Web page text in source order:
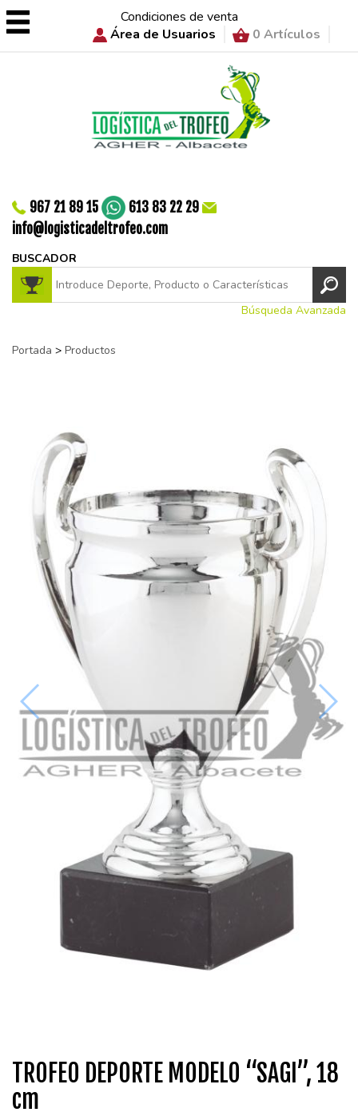
Condiciones de venta
Área de Usuarios
0 Artículos
967 21 89 15
613 83 22 29
info@logisticadeltrofeo.com
BUSCADOR
Búsqueda Avanzada
Portada > Productos
TROFEO DEPORTE MODELO “SAGI”, 18
cm